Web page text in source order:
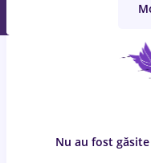
Nu au fost